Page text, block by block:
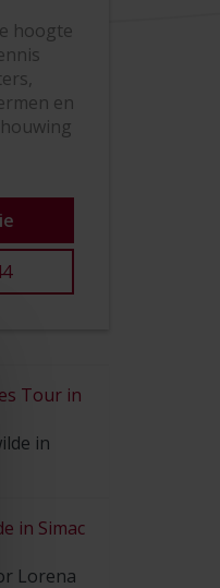
hoogte
en
Tour in
in
in Simac
Lorena